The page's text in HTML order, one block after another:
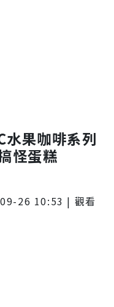
果咖啡系列
怪蛋糕
26 10:53 | 觀看